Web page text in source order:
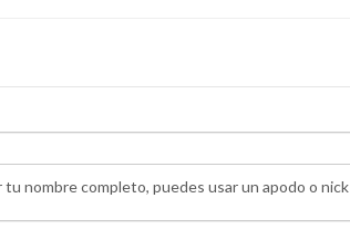
nombre completo, puedes usar un apodo o nick